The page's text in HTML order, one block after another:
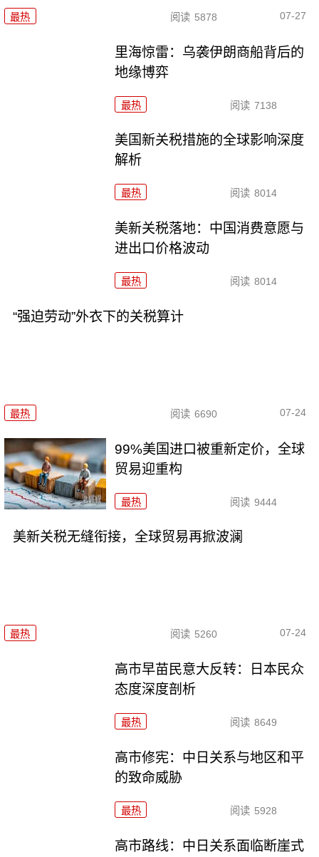
最热 阅读 5878 07-27
里海惊雷：乌袭伊朗商船背后的
地缘博弈
最热 阅读 7138
美国新关税措施的全球影响深度
解析
最热 阅读 8014
美新关税落地：中国消费意愿与
进出口价格波动
最热 阅读 8014
“强迫劳动”外衣下的关税算计
最热 阅读 6690 07-24
99%美国进口被重新定价，全球
贸易迎重构
最热 阅读 9444
美新关税无缝衔接，全球贸易再掀波澜
最热 阅读 5260 07-24
高市早苗民意大反转：日本民众
态度深度剖析
最热 阅读 8649
高市修宪：中日关系与地区和平
的致命威胁
最热 阅读 5928
高市路线：中日关系面临断崖式